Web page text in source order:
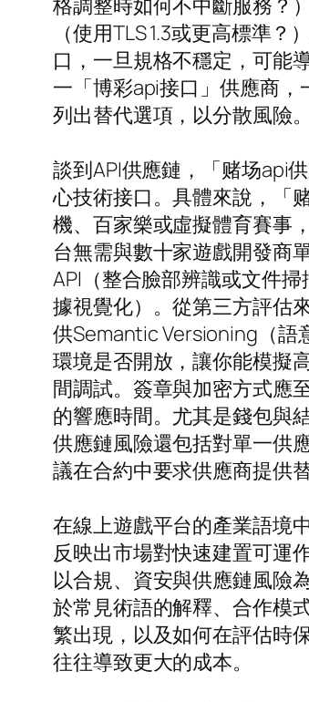
格調整時如何不中斷服務？
（使用TLS 1.3或更高標準
口，一旦規格不穩定，可能
一「博彩api接口」供應商
列出替代選項，以分散風險。
談到API供應鏈，「赌场api
心技術接口。具體來說，「
機、百家樂或虛擬體育賽事
台無需與數十家遊戲開發商
API（整合臉部辨識或文件
據視覺化）。從第三方評估
供Semantic Versioning（語
環境是否開放，讓你能模擬
間調試。簽章與加密方式應
的響應時間。尤其是錢包與
供應鏈風險還包括對單一供
議在合約中要求供應商提供
在線上遊戲平台的產業語境
反映出市場對快速建置可運
以合規、資安與供應鏈風險
於常見術語的解釋、合作模
繁出現，以及如何在評估時
往往導致更大的成本。